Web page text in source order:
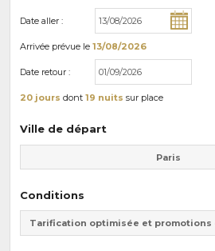
Date aller :
Arrivée prévue le 13/08/2026
Date retour :
20 jours dont 19 nuits sur place
Ville de départ
Paris
Conditions
Tarification optimisée et promotions